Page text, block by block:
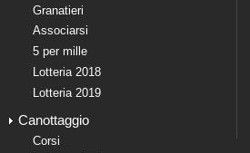
Granatieri
Associarsi
5 per mille
Lotteria 2018
Lotteria 2019
Canottaggio
Corsi